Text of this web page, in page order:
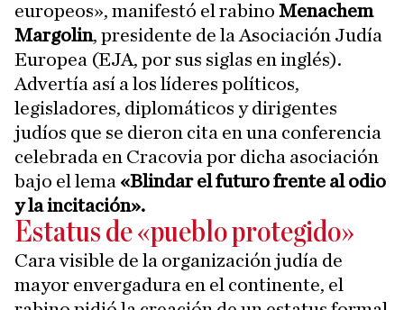
europeos», manifestó el rabino Menachem
Margolin, presidente de la Asociación Judía
Europea (EJA, por sus siglas en inglés).
Advertía así a los líderes políticos,
legisladores, diplomáticos y dirigentes
judíos que se dieron cita en una conferencia
celebrada en Cracovia por dicha asociación
bajo el lema «Blindar el futuro frente al odio
y la incitación».
Estatus de «pueblo protegido»
Cara visible de la organización judía de
mayor envergadura en el continente, el